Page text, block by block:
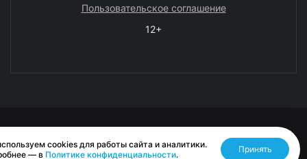
Пользовательское соглашение
12+
Разработано RASA
cookies для работы сайта и аналитики.
— в Политике конфиденциальности.
Принять